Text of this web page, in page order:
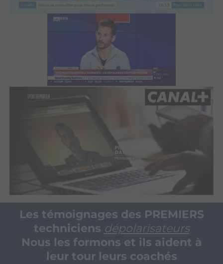
Les témoignages des PREMIERS
techniciens dépolarisateurs
Nous les formons et ils aident à
leur tour leurs coachés